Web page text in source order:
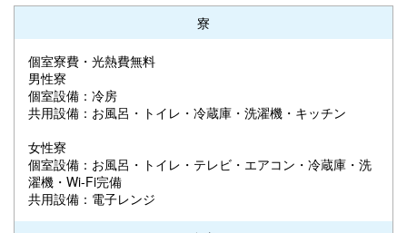
寮
個室寮費・光熱費無料
男性寮
個室設備：冷房
共用設備：お風呂・トイレ・冷蔵庫・洗濯機・キッチン
女性寮
個室設備：お風呂・トイレ・テレビ・エアコン・冷蔵庫・洗
濯機・Wi-Fi完備
共用設備：電子レンジ